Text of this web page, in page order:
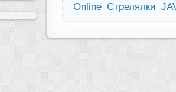
Online Стрелялки